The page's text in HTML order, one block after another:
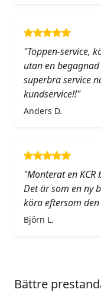
"Toppen-service,
utan en
superbra service
kundservice!!"
Anders D.
"Monterat en KCR
Det är som en ny
köra eftersom
Björn L.
Bättre